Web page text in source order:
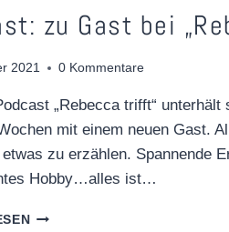
zu Gast bei
2021 0 Kommentare
„Rebecca trifft“
mit einem neuen Gast.
zu erzählen. Spannende
Hobby…alles ist…
PODCAST: